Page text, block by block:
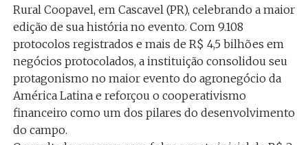
Rural Coopavel, em Cascavel (PR), celebrando a maior
edição de sua história no evento. Com 9.108
protocolos registrados e mais de R$ 4,5 bilhões em
negócios protocolados, a instituição consolidou seu
protagonismo no maior evento do agronegócio da
América Latina e reforçou o cooperativismo
financeiro como um dos pilares do desenvolvimento
do campo.